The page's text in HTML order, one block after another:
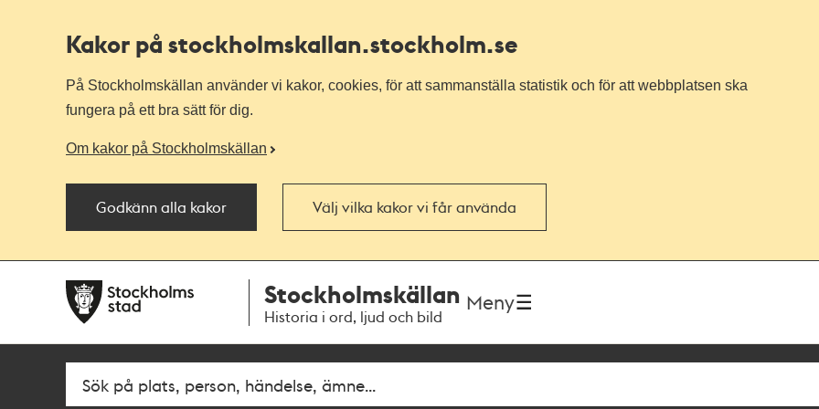
Kakor på stockholmskallan.stockholm.se
På Stockholmskällan använder vi kakor, cookies, för att sammanställa statistik och för att webbplatsen ska
fungera på ett bra sätt för dig.
Om kakor på Stockholmskällan
Godkänn alla kakor Välj vilka kakor vi får använda
navigationen
huvudinnehållet
Stockholmskällan
Historia i ord, ljud och bild
Meny
SökFritextsök